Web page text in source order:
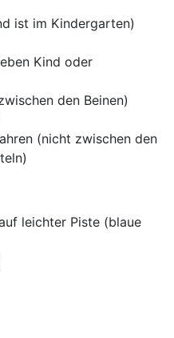
ist im Kindergarten)
Kind oder
den Beinen)
(nicht zwischen den
leichter Piste (blaue